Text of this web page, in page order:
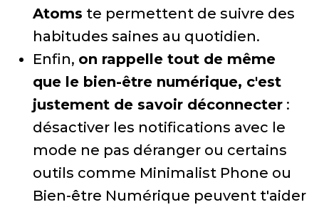
Atoms te permettent de suivre des
habitudes saines au quotidien.
Enfin, on rappelle tout de même
que le bien-être numérique, c'est
justement de savoir déconnecter :
désactiver les notifications avec le
mode ne pas déranger ou certains
outils comme Minimalist Phone ou
Bien-être Numérique peuvent t'aider